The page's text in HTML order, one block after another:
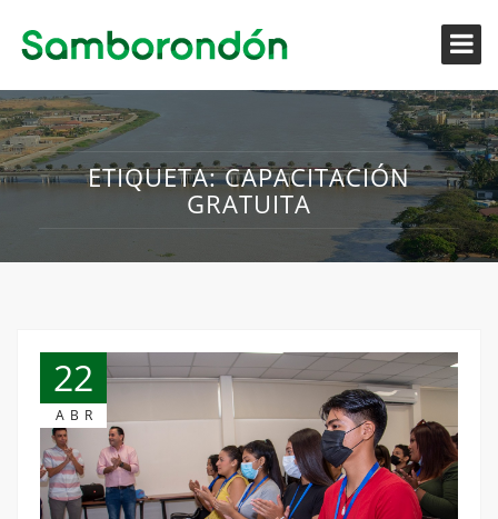
ETIQUETA:CAPACITACIÓN
GRATUITA
22
ABR